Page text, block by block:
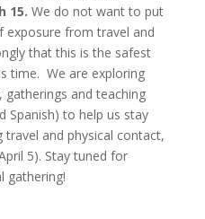
15. We do not want to put
exposure from travel and
that this is the safest
time. We are exploring
and teaching
Spanish) to help us stay
and physical contact,
5). Stay tuned for
gathering!